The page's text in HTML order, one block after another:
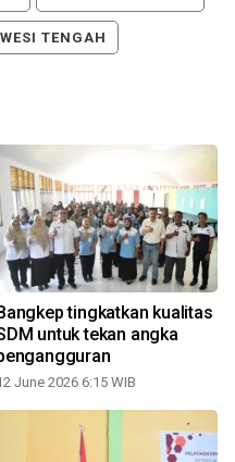
TENGAH
tingkatkan kualitas
untuk tekan angka
June 2026 6:15 WIB